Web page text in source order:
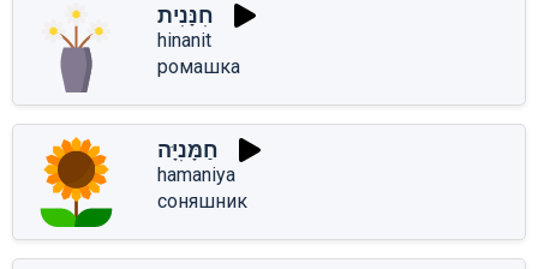
חִנָּנִית
hinanit
ромашка
חַמָּנִיָּה
hamaniya
соняшник